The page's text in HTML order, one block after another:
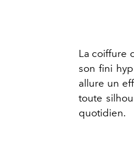
La coiffure
son fini
allure un
toute
quotidien.